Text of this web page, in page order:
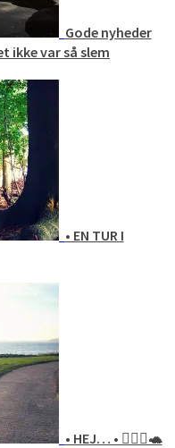
Gode nyheder
ikke var så slem
• EN TUR I
• HEJ… • 🙋🏻‍♀️🐢